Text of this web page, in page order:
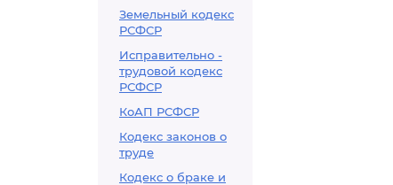
Земельный кодекс
РСФСР
Исправительно -
трудовой кодекс
РСФСР
КоАП РСФСР
Кодекс законов о
труде
Кодекс о браке и